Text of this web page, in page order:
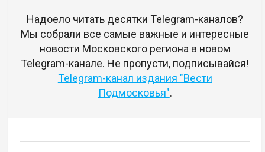
Надоело читать десятки Telegram-каналов?
Мы собрали все самые важные и интересные
новости Московского региона в новом
Telegram-канале. Не пропусти, подписывайся!
Telegram-канал издания "Вести
Подмосковья".